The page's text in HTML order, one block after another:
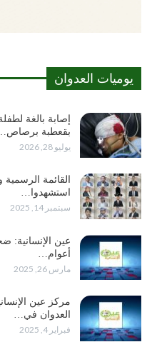
يوميات العدوان
إصابة بالغة
بقعطبة برصاص…
يوليو 28, 2026
القائمة الرسمية
استشهدوا…
سبتمبر 14, 2025
أعوام…
مارس 26, 2025
مركز عين
العدوان في…
فبراير 4, 2025